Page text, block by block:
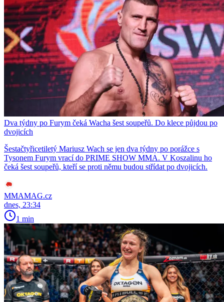
Dva týdny po Furym čeká Wacha šest soupeřů. Do klece půjdou po
dvojicích
Šestačtyřicetiletý Mariusz Wach se jen dva týdny po porážce s
Tysonem Furym vrací do PRIME SHOW MMA. V Koszalinu ho
čeká šest soupeřů, kteří se proti němu budou střídat po dvojicích.
MMAMAG.cz
dnes, 23:34
1 min